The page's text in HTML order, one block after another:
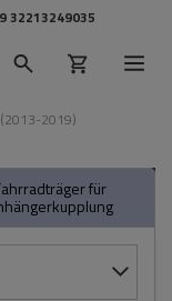
32213249035
2019)
für